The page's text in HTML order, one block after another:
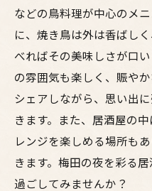
などの鳥料理が中心のメ
に、焼き鳥は外は香ばし
べればその美味しさが口
の雰囲気も楽しく、賑や
シェアしながら、思い出
きます。また、居酒屋の
レンジを楽しめる場所も
きます。梅田の夜を彩る
過ごしてみませんか？